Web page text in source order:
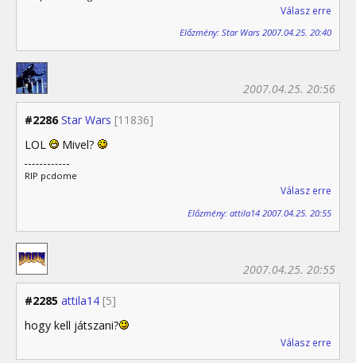
Válasz erre
Előzmény: Star Wars 2007.04.25. 20:40
#2286 Star Wars [11836]
2007.04.25. 20:56
LOL Mivel?
RIP pcdome
Válasz erre
Előzmény: attila14 2007.04.25. 20:55
#2285 attila14 [5]
2007.04.25. 20:55
hogy kell játszani?
Válasz erre